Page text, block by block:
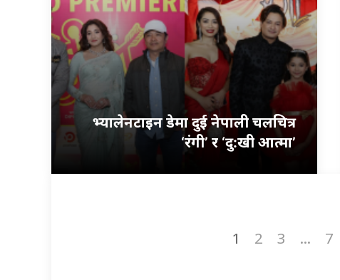
भ्यालेनटाइन डेमा दुई नेपाली चलचित्र
‘रंगी’ र ‘दु:खी आत्मा’
1 2 3 ... 7